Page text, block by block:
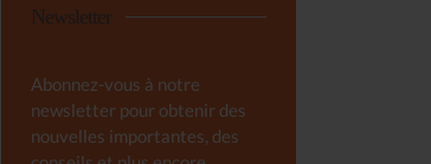
Newsletter
Abonnez-vous à notre
newsletter pour obtenir des
nouvelles importantes, des